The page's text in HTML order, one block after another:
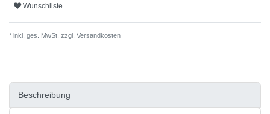
Wunschliste
* inkl. ges. MwSt. zzgl. Versandkosten
Beschreibung